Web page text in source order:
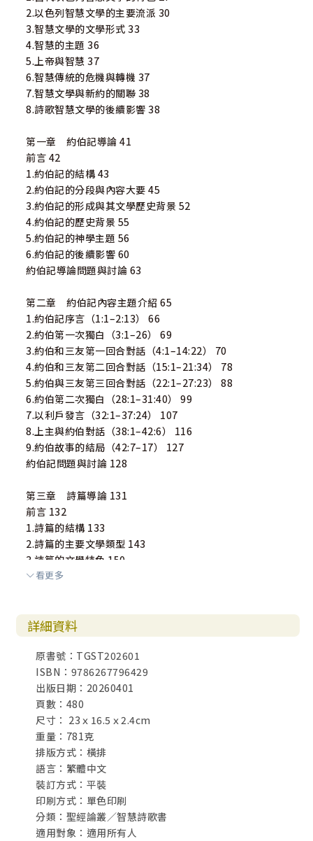
2.以色列智慧文學的主要流派 30
3.智慧文學的文學形式 33
4.智慧的主題 36
5.上帝與智慧 37
6.智慧傳統的危機與轉機 37
7.智慧文學與新約的關聯 38
8.詩歌智慧文學的後續影響 38
第一章 約伯記導論 41
前言 42
1.約伯記的結構 43
2.約伯記的分段與內容大要 45
3.約伯記的形成與其文學歷史背景 52
4.約伯記的歷史背景 55
5.約伯記的神學主題 56
6.約伯記的後續影響 60
約伯記導論問題與討論 63
第二章 約伯記內容主題介紹 65
1.約伯記序言（1:1–2:13） 66
2.約伯第一次獨白（3:1–26） 69
3.約伯和三友第一回合對話（4:1–14:22） 70
4.約伯和三友第二回合對話（15:1–21:34） 78
5.約伯與三友第三回合對話（22:1–27:23） 88
6.約伯第二次獨白（28:1–31:40） 99
7.以利戶發言（32:1–37:24） 107
8.上主與約伯對話（38:1–42:6） 116
9.約伯故事的結局（42:7–17） 127
約伯記問題與討論 128
第三章 詩篇導論 131
前言 132
1.詩篇的結構 133
2.詩篇的主要文學類型 143
3.詩篇的文學特色 150
4.詩篇的形成與歷史背景 151
詩篇導論問題與討論 163
第四章 詩篇內容主題介紹 165
1. 哀歌 167
2. 感恩詩 175
3. 哀歌結合感恩詩：以詩篇22 篇為例 177
4. 讚美詩 187
5. 君王詩、登基詩與錫安詩 201
6. 詛咒詩 209
7. 信靠詩 212
8. 智慧詩 220
9. 上行之詩 238
詩篇問題與討論 246
看更多
詳細資料
原書號：TGST202601
ISBN：9786267796429
出版日期：20260401
頁數：480
尺寸： 23ｘ16.5ｘ2.4cm
重量：781克
排版方式：橫排
語言：繁體中文
裝訂方式：平裝
印刷方式：單色印刷
分類：聖經論叢／智慧詩歌書
適用對象：適用所有人